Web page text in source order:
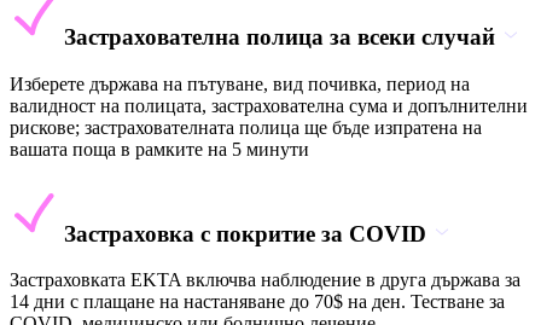
Застрахователна полица за всеки случай
Изберете държава на пътуване, вид почивка, период на
валидност на полицата, застрахователна сума и допълнителни
рискове; застрахователната полица ще бъде изпратена на
вашата поща в рамките на 5 минути
Застраховка с покритие за COVID
Застраховката EKTA включва наблюдение в друга държава за
14 дни с плащане на настаняване до 70$ на ден. Тестване за